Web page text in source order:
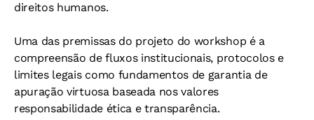
direitos humanos.
Uma das premissas do projeto do workshop é a
compreensão de fluxos institucionais, protocolos e
limites legais como fundamentos de garantia de
apuração virtuosa baseada nos valores
responsabilidade ética e transparência.